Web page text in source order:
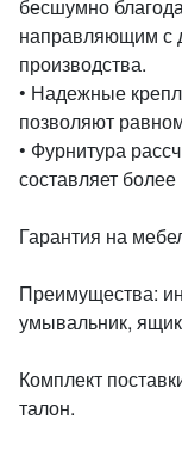
бесшумно
направляющим с
производства.
• Надежные
позволяют
• Фурнитура
составляет
Гарантия на
Преимущества:
умывальник,
Комплект
талон.